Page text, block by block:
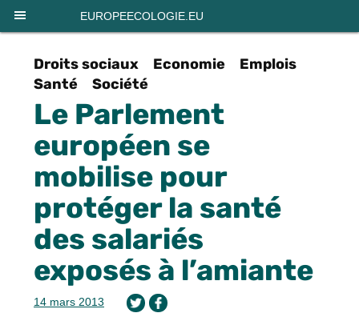
EUROPEECOLOGIE.EU
Droits sociaux Economie
Emplois
Santé
Société
Le Parlement
européen se
mobilise pour
protéger la santé
des salariés
exposés à l’amiante
14 mars 2013